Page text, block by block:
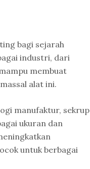
bagi sejarah
industri, dari
membuat
alat ini.
manufaktur, sekrup
ukuran dan
untuk berbagai